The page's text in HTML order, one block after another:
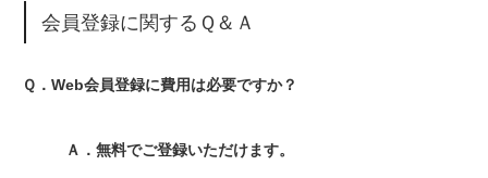
会員登録に関するＱ＆Ａ
Ｑ．Web会員登録に費用は必要ですか？
Ａ．無料でご登録いただけます。